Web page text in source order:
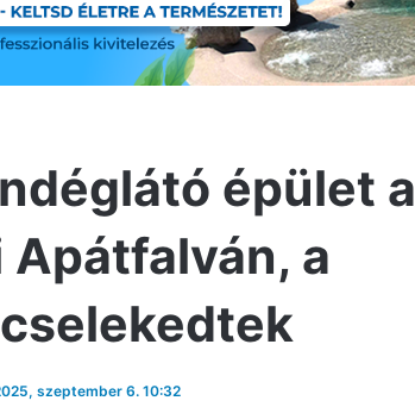
épület a
a
szeptember 6. 10:32